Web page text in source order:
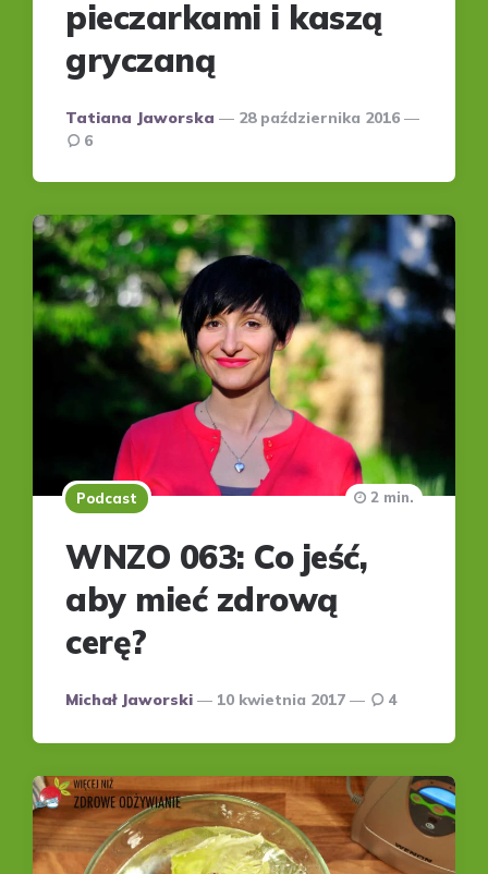
pieczarkami i kaszą
gryczaną
Posted
by
Tatiana Jaworska
28 października 2016
6
Podcast
WNZO 063: Co jeść,
aby mieć zdrową
cerę?
Posted
Michał Jaworski 10 kwietnia 2017
2 min.
4